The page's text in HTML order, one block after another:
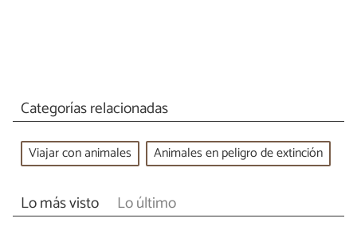
Categorías relacionadas
Viajar con animales Animales en peligro de extinción
Lo más visto Lo último